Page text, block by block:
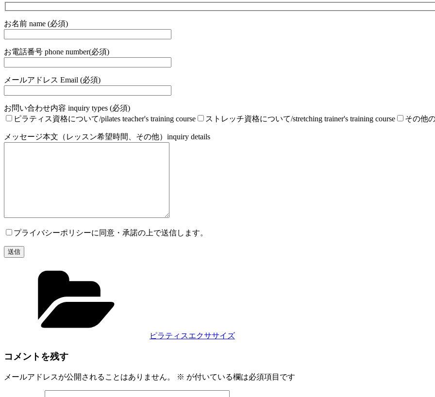
お名前 name (必須)
お電話番号 phone number(必須)
メールアドレス Email (必須)
お問い合わせ内容 inquiry types (必須)
ピラティス資格について/pilates teacher's training course
ストレッチ資格について/stretching trainer's training course その他
メッセージ本文（レッスン希望時間、その他）inquiry details
プライバシーポリシーに同意・承諾の上で送信します。
ピラティスエクササイズ
コメントを残す
メールアドレスが公開されることはありません。 ※ が付いている欄は必須項目です